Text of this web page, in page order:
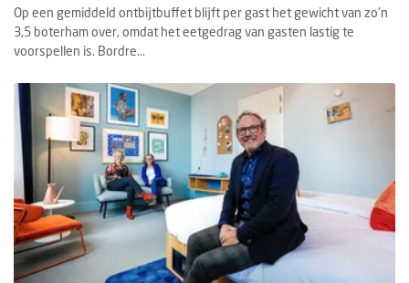
Op een gemiddeld ontbijtbuffet blijft per gast het gewicht van zo'n
3,5 boterham over, omdat het eetgedrag van gasten lastig te
voorspellen is. Bordre...